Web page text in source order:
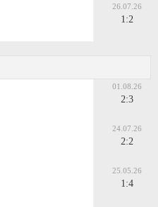
26.07.26
1:2
01.08.26
2:3
24.07.26
2:2
25.05.26
1:4